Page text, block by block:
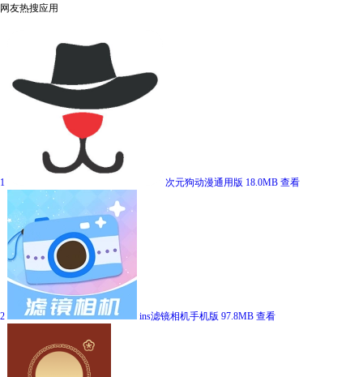
网友热搜应用
1 次元狗动漫通用版 18.0MB 查看
2 ins滤镜相机手机版 97.8MB 查看